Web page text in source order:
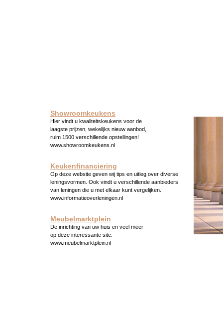
Showroomkeukens
Hier vindt u kwaliteitskeukens voor de
laagste prijzen, wekelijks nieuw aanbod,
ruim 1500 verschillende opstellingen!
www.showroomkeukens.nl
Keukenfinanciering
Op deze website geven wij tips en uitleg over diverse
leningsvormen. Ook vindt u verschillende aanbieders
van leningen die u met elkaar kunt vergelijken.
www.informatieoverleningen.nl
Meubelmarktplein
De inrichting van uw huis en veel meer
op deze interessante site.
www.meubelmarktplein.nl